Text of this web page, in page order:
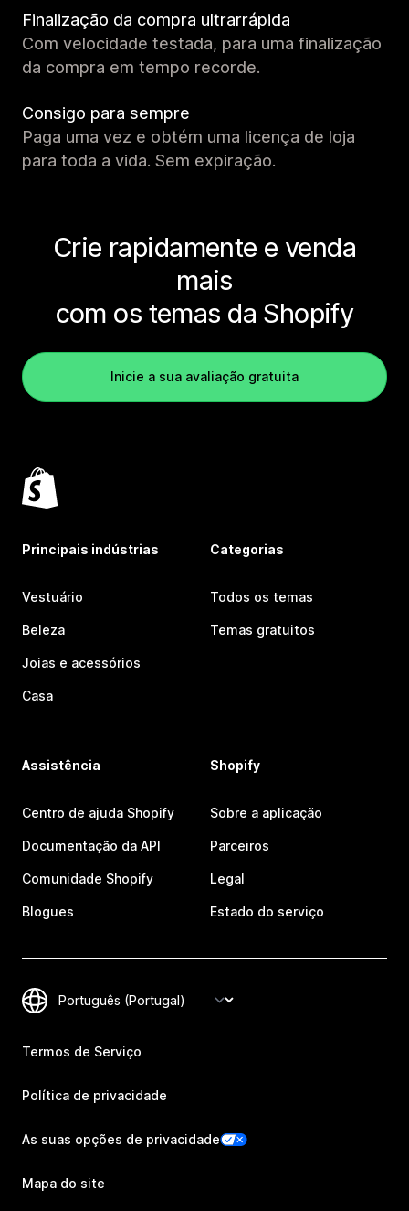
Finalização da compra ultrarrápida
Com velocidade testada, para uma finalização
da compra em tempo recorde.
Consigo para sempre
Paga uma vez e obtém uma licença de loja
para toda a vida. Sem expiração.
Crie rapidamente e venda
mais
com os temas da Shopify
Inicie a sua avaliação gratuita
Principais indústrias
Vestuário
Beleza
Joias e acessórios
Casa
Categorias
Todos os temas
Temas gratuitos
Assistência
Centro de ajuda Shopify
Documentação da API
Comunidade Shopify
Blogues
Shopify
Sobre a aplicação
Parceiros
Legal
Estado do serviço
Termos de Serviço
Política de privacidade
As suas opções de privacidade
Mapa do site